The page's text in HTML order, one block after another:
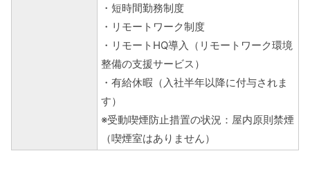
・短時間勤務制度
・リモートワーク制度
・リモートHQ導入（リモートワーク環境
整備の支援サービス）
・有給休暇（入社半年以降に付与されま
す）
※受動喫煙防止措置の状況：屋内原則禁煙
（喫煙室はありません）